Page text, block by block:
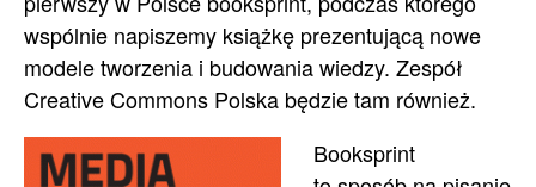
wspólnie napiszemy książkę prezentującą nowe
modele tworzenia i budowania wiedzy. Zespół
Creative Commons Polska będzie tam również.
Booksprint